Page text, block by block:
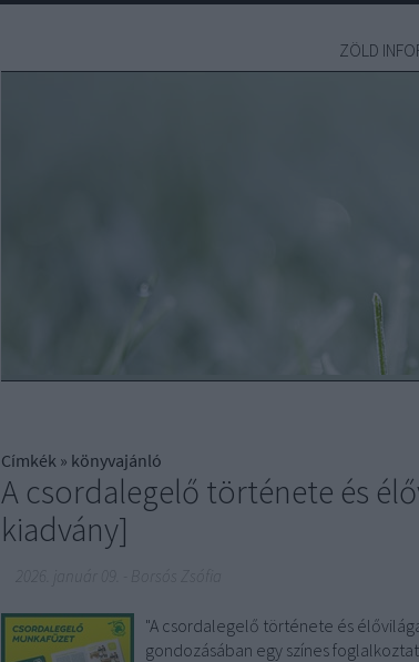
ZÖLD
Címkék » könyvajánló
A csordalegelő története és
kiadvány]
"A csordalegelő története és
gondozásában egy színes